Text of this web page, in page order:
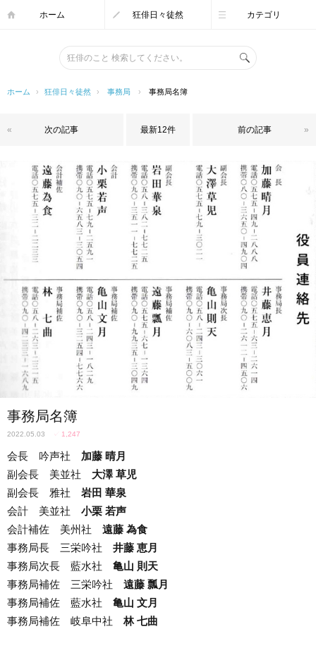
ホーム 狂俳日々徒然 カテゴリ
ホーム › 狂俳日々徒然 › 事務局 › 事務局名簿
次の記事
« 最新12件 前の記事 »
事務局名簿
2022.05.03 ✓ 1,247
会長 吟声社 加藤 晴月
副会長 美並社 大澤 草児
副会長 雅社 岩田 華泉
会計 美並社 小栗 若声
会計補佐 美州社 遠藤 為食
事務局長 三栄吟社 井藤 恵月
事務局次長 藍水社 亀山 則天
事務局補佐 三栄吟社 遠藤 瓢月
事務局補佐 藍水社 亀山 文月
事務局補佐 岐阜中社 林 七曲